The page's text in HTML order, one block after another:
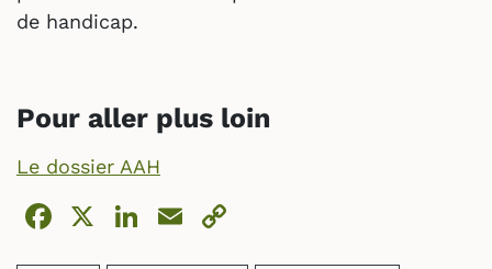
de handicap.
Pour aller plus loin
Le dossier AAH
Facebook
X LinkedIn
Email